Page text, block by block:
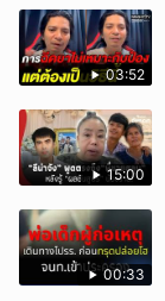
03:52
15:00
00:33